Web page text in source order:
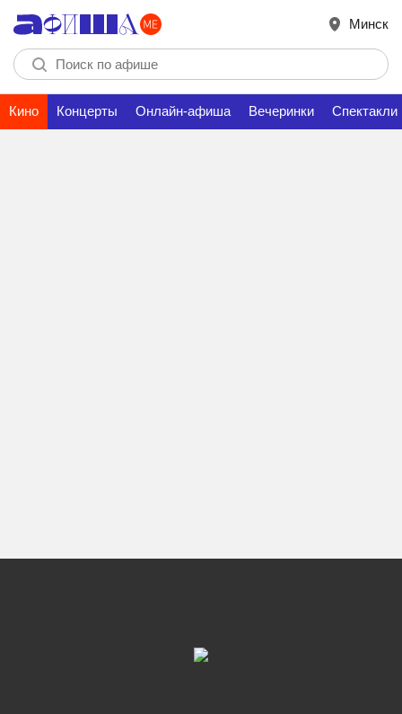
Минск
Кино Концерты Онлайн-афиша Вечеринки Спектакли